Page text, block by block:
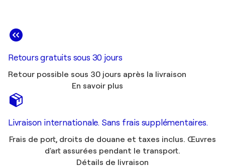
Retours gratuits sous 30 jours
Retour possible sous 30 jours après la livraison
En savoir plus
Livraison internationale. Sans frais supplémentaires.
Frais de port, droits de douane et taxes inclus. Œuvres
d'art assurées pendant le transport.
Détails de livraison